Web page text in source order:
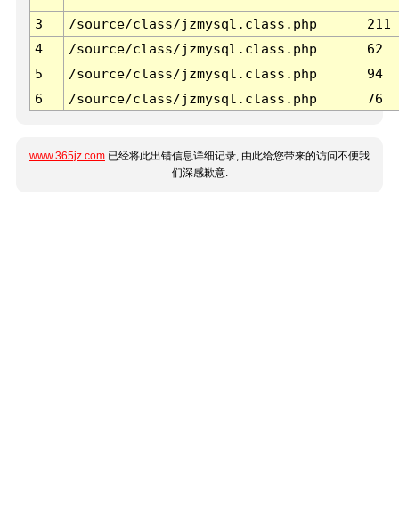
3 /source/class/jzmysql.class.php
211
4
/source/class/jzmysql.class.php
62
5
/source/class/jzmysql.class.php
94
6
/source/class/jzmysql.class.php 76
www.365jz.com 已经将此出错信息详细记录, 由此给您带来的访问不便我
们深感歉意.